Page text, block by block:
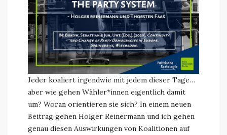
Jeder koaliert irgendwie mit jedem dieser Tage…
aber wie gehen Wähler*innen eigentlich damit
um? Woran orientieren sie sich? In einem neuen
Beitrag gehen Holger Reinermann und ich gehen
genau diesen Auswirkungen von Koalitionen auf